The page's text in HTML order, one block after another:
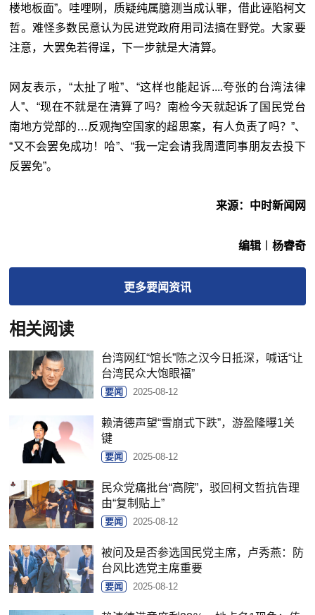
楼地板面”。哇哩咧，质疑纯属臆测当成认罪，借此诬陷柯文
哲。难怪多数民意认为民进党政府用司法搞在野党。大家要
注意，大罢免若得逞，下一步就是大清算。
网友表示，“太扯了啦”、“这样也能起诉....夸张的台湾法律
人”、“现在不就是在清算了吗？南检今天就起诉了国民党台
南地方党部的…反观掏空国家的超思案，有人负责了吗？”、
“又不会罢免成功！哈”、“我一定会请我周遭同事朋友去投下
反罢免”。
来源：中时新闻网
编辑︱杨睿奇
更多要闻资讯
相关阅读
台湾网红“馆长”陈之汉今日抵深，喊话“让
台湾民众大饱眼福”
要闻 2025-08-12
赖清德声望“雪崩式下跌”，游盈隆曝1关
键
要闻 2025-08-12
民众党痛批台“高院”，驳回柯文哲抗告理
由“复制贴上”
要闻 2025-08-12
被问及是否参选国民党主席，卢秀燕：防
台风比选党主席重要
要闻 2025-08-12